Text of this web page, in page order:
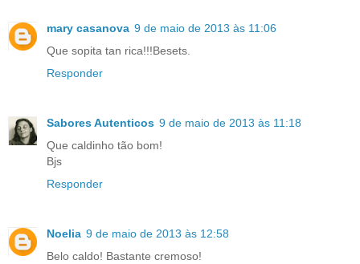
mary casanova 9 de maio de 2013 às 11:06
Que sopita tan rica!!!Besets.
Responder
Sabores Autenticos 9 de maio de 2013 às 11:18
Que caldinho tão bom!
Bjs
Responder
Noelia 9 de maio de 2013 às 12:58
Belo caldo! Bastante cremoso!